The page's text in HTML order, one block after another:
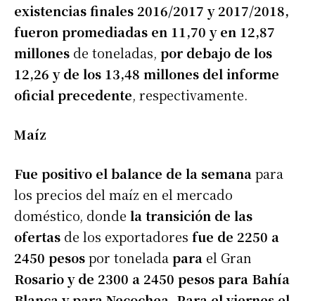
existencias finales 2016/2017 y 2017/2018,
fueron promediadas en 11,70 y en 12,87
millones de toneladas, por debajo de los
12,26 y de los 13,48 millones del informe
oficial precedente, respectivamente.
Maíz
Fue positivo el balance de la semanapara
los precios del maíz en el mercado
doméstico, donde la transición de las
ofertas de los exportadores fue de 2250 a
2450 pesospor tonelada para el Gran
Rosario y de 2300 a 2450 pesos para Bahía